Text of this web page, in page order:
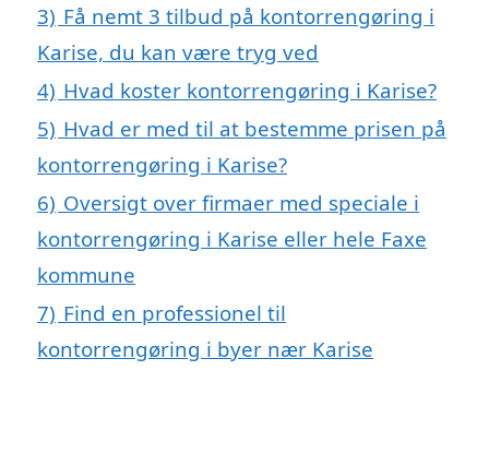
3) Få nemt 3 tilbud på kontorrengøring i
Karise, du kan være tryg ved
4) Hvad koster kontorrengøring i Karise?
5) Hvad er med til at bestemme prisen på
kontorrengøring i Karise?
6) Oversigt over firmaer med speciale i
kontorrengøring i Karise eller hele Faxe
kommune
7) Find en professionel til
kontorrengøring i byer nær Karise